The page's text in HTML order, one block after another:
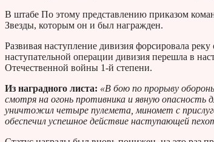
В штабе По этому представлению приказом
Звезды, которым он и был награжден.
Развивая наступление дивизия форсировала
наступательной операции дивизия перешла в
Отечественной войны 1-й степени.
Из наградного листа: «В бою по прорыву
смотря на огонь противника и явную опасность
уничтожил четыре пулемета, миномет с
обеспечил успешное действие наступающей